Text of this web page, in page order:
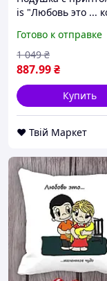
is "Любовь это ...
заоблачные дали"
Кавун П000013 D8-
Готово к отправке
887.99₴
1 049 ₴
Купить
❤️ Твій Маркет